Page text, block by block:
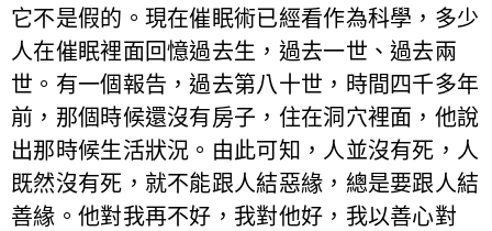
它不是假的。現在催眠術已經看作為科學，多少
人在催眠裡面回憶過去生，過去一世、過去兩
世。有一個報告，過去第八十世，時間四千多年
前，那個時候還沒有房子，住在洞穴裡面，他說
出那時候生活狀況。由此可知，人並沒有死，人
既然沒有死，就不能跟人結惡緣，總是要跟人結
善緣。他對我再不好，我對他好，我以善心對